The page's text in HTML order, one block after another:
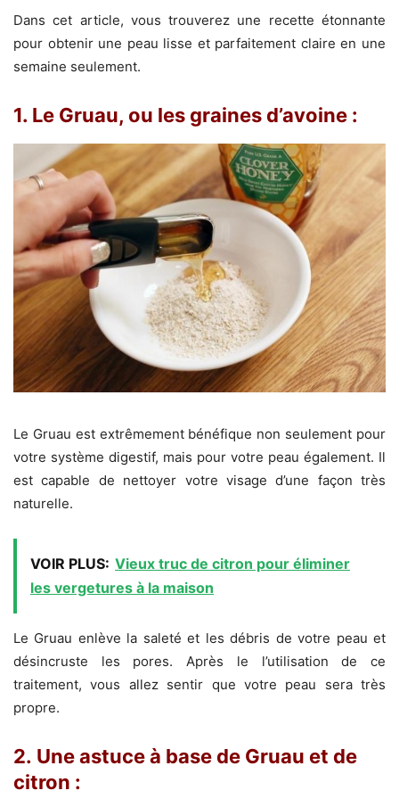
Dans cet article, vous trouverez une recette étonnante
pour obtenir une peau lisse et parfaitement claire en une
semaine seulement.
1. Le Gruau, ou les graines d’avoine :
Le Gruau est extrêmement bénéfique non seulement pour
votre système digestif, mais pour votre peau également. Il
est capable de nettoyer votre visage d’une façon très
naturelle.
VOIR PLUS: Vieux truc de citron pour éliminer
les vergetures à la maison
Le Gruau enlève la saleté et les débris de votre peau et
désincruste les pores. Après le l’utilisation de ce
traitement, vous allez sentir que votre peau sera très
propre.
2. Une astuce à base de Gruau et de
citron :